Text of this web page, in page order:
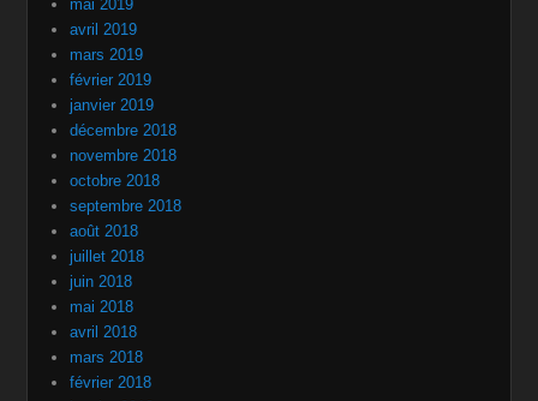
mai 2019
avril 2019
mars 2019
février 2019
janvier 2019
décembre 2018
novembre 2018
octobre 2018
septembre 2018
août 2018
juillet 2018
juin 2018
mai 2018
avril 2018
mars 2018
février 2018